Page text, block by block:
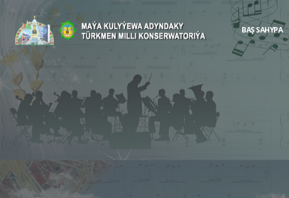
BAŞ SAHYPA